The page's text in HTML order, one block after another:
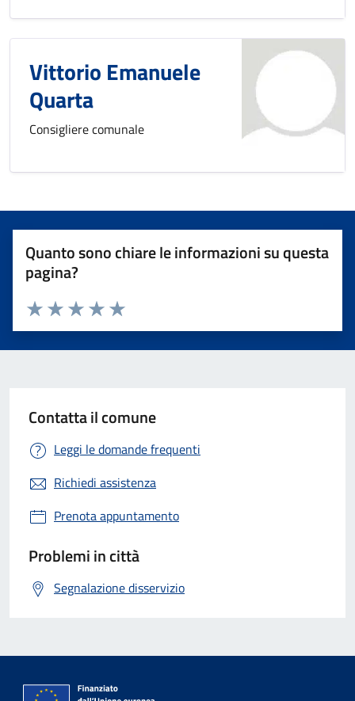
Vittorio Emanuele
Quarta
Consigliere comunale
Quanto sono chiare le informazioni su questa
pagina?
Valuta 5 stelle su 5
Valuta 4 stelle su 5
Valuta 3 stelle su 5
Valuta 2 stelle su 5
Valuta 1 stelle su 5
Contatta il comune
Leggi le domande frequenti
Richiedi assistenza
Prenota appuntamento
Problemi in città
Segnalazione disservizio